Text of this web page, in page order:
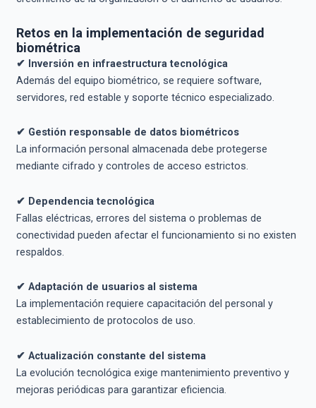
Retos en la implementación de seguridad
biométrica
✔ Inversión en infraestructura tecnológica
Además del equipo biométrico, se requiere software,
servidores, red estable y soporte técnico especializado.
✔ Gestión responsable de datos biométricos
La información personal almacenada debe protegerse
mediante cifrado y controles de acceso estrictos.
✔ Dependencia tecnológica
Fallas eléctricas, errores del sistema o problemas de
conectividad pueden afectar el funcionamiento si no existen
respaldos.
✔ Adaptación de usuarios al sistema
La implementación requiere capacitación del personal y
establecimiento de protocolos de uso.
✔ Actualización constante del sistema
La evolución tecnológica exige mantenimiento preventivo y
mejoras periódicas para garantizar eficiencia.